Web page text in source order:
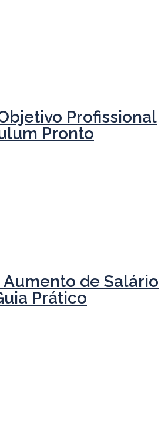
Profissional
Pronto
Aumento de Salário
Prático